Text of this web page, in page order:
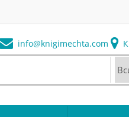
info@knigimechta.com